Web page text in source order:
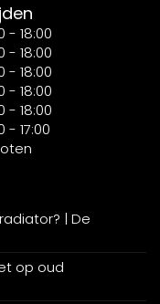
- 18:00
- 18:00
- 18:00
- 18:00
- 18:00
- 17:00
| De
op oud